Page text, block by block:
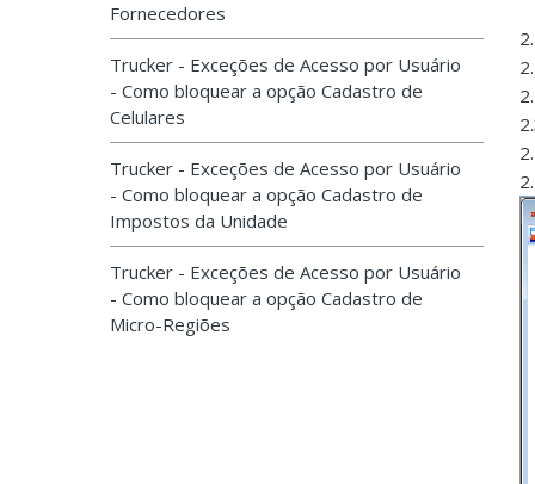
Fornecedores
Trucker - Exceções de Acesso por Usuário
- Como bloquear a opção Cadastro de
Celulares
Trucker - Exceções de Acesso por Usuário
- Como bloquear a opção Cadastro de
Impostos da Unidade
Trucker - Exceções de Acesso por Usuário
- Como bloquear a opção Cadastro de
Micro-Regiões